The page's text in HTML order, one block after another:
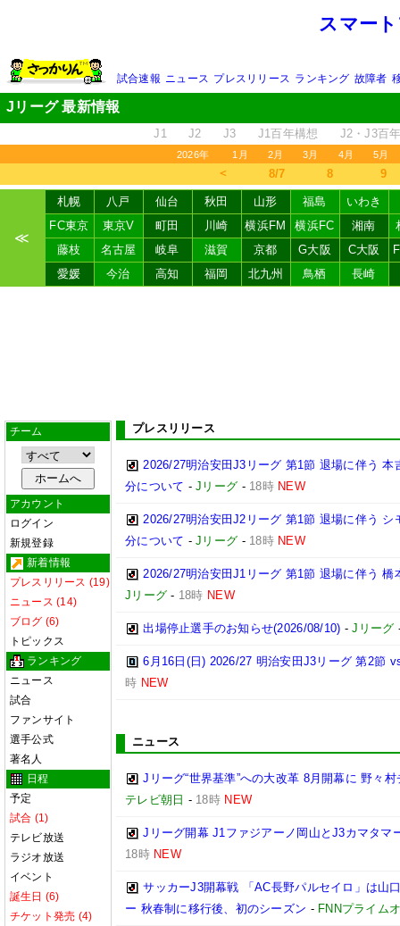
スマー
試合速報 ニュース プレスリリース ランキング 故障者
Jリーグ 最新情報
J1 J2 J3 J1百年構想 J2・J3百
2026年 1月 2月 3月 4月 5月
＜ 8/7 8 9
≪
札幌 八戸 仙台 秋田 山形 福島
いわき
FC東京
東京V 町田 川崎 横浜FM 横浜FC 湘南
藤枝
名古屋 岐阜 滋賀 京都 G大阪 C大阪
愛媛
今治 高知 福岡 北九州 鳥栖 長崎
チーム
アカウント
ログイン
新規登録
新着情報
プレスリリース (19)
ニュース (14)
ブログ (6)
トピックス
ランキング
ニュース
試合
ファンサイト
選手公式
著名人
日程
予定
試合 (1)
テレビ放送
ラジオ放送
イベント
誕生日 (6)
チケット発売 (4)
プレスリリース
2026/27明治安田J3リーグ 第1節 退場に伴う
分について -Jリーグ - 18時 NEW
2026/27明治安田J2リーグ 第1節 退場に伴う
分について -Jリーグ - 18時 NEW
2026/27明治安田J1リーグ 第1節 退場に伴う
Jリーグ - 18時 NEW
出場停止選手のお知らせ(2026/08/10) -Jリーグ
6月16日(日) 2026/27 明治安田J3リーグ 第2節
時 NEW
ニュース
Jリーグ“世界基準”への大改革 8月開幕に 野々
テレビ朝日 - 18時 NEW
Jリーグ開幕 J1ファジアーノ岡山とJ3カマタマ
18時 NEW
サッカーJ3開幕戦 「AC長野パルセイロ」は山
ー 秋春制に移行後、初のシーズン - FNNプライム